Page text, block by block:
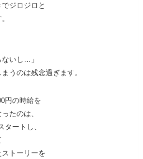
ジロジロと
ないし…」
うのは残念過ぎます。
円の時給を
たのは、
タートし、
トーリーを